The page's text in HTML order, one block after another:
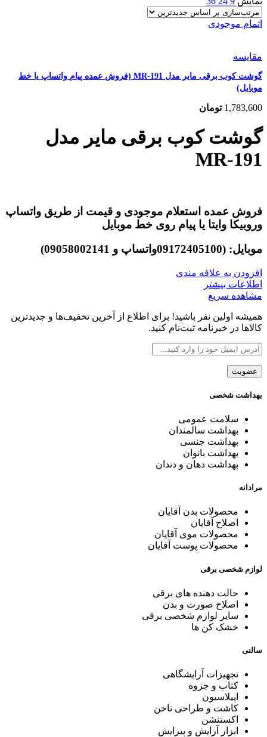
اتمام موجودی
مقایسه
گوشت کوب برقی مایر مدل MR-191 (فروش عمده پیام واتساپ یا خط
موبایل)
1,783,600 تومان
گوشت کوب برقی مایر مدل
MR-191
فروش عمده استعلام موجودی و قیمت از طریق واتساپ
وروبیکا وایتا یا پیام روی خط موبایل
موبایل: (09172405100واتساپ و 09058002141)
افزودن به علاقه مندی
اطلاعات بیشتر
مشاهده سریع
همیشه اولین نفر باشید! برای اطلاع از آخرین تخفیف‌ها و جدیدترین
کالاها در خبرنامه ثبت‌نام کنید.
بهداشت شخصی
سلامت عمومی
بهداشت سالمندان
بهداشت جنسی
بهداشت بانوان
بهداشت دهان و دندان
مرادانه
محصولات بدن آقایان
اصلاح آقایان
محصولات موی آقایان
محصولات پوست آقایان
لوازم شخصی برقی
حالت دهنده های برقی
اصلاح صورت و بدن
سایر لوازم شخصی برقی
خشک کن ها
سالنی
تجهیزات آرایشگاهی
کتاب و جزوه
اپیلاسیون
کاشت و طراحی ناخن
اکستنشن
ابزار آرایش و پیرایش